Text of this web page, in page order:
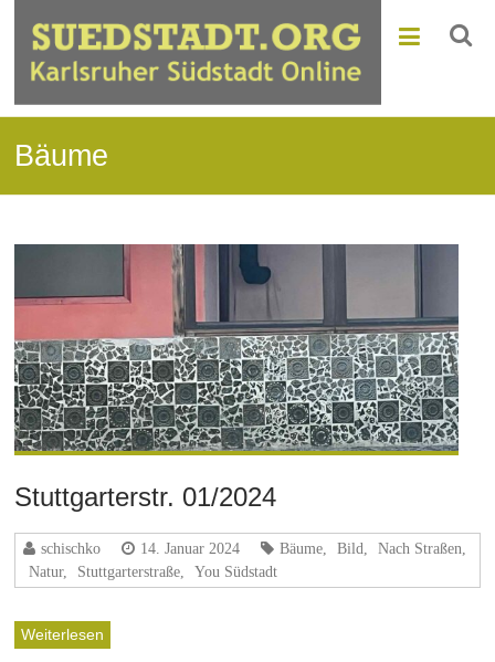
Bäume
Stuttgarterstr. 01/2024
schischko 14. Januar 2024 Bäume Bild Nach Straßen
Natur, Stuttgarterstraße You Südstadt
Weiterlesen